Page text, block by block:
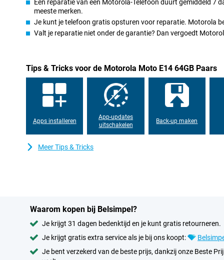
Een reparatie van een Motorola-Telefoon duurt gemiddeld 7
meeste merken.
Je kunt je telefoon gratis opsturen voor reparatie. Motorola
Valt je reparatie niet onder de garantie? Dan vergoedt
Tips & Tricks voor de Motorola Moto E14 64GB Paars
Apps installeren
App-updates
uitschakelen
Back-up maken
Meer Tips & Tricks
Waarom kopen bij Belsimpel?
Je krijgt 31 dagen bedenktijd en je kunt gratis retourneren.
Je krijgt gratis extra service als je bij ons koopt:
Je bent verzekerd van de beste prijs, dankzij onze Beste